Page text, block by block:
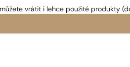
vrátit i lehce použité produkty